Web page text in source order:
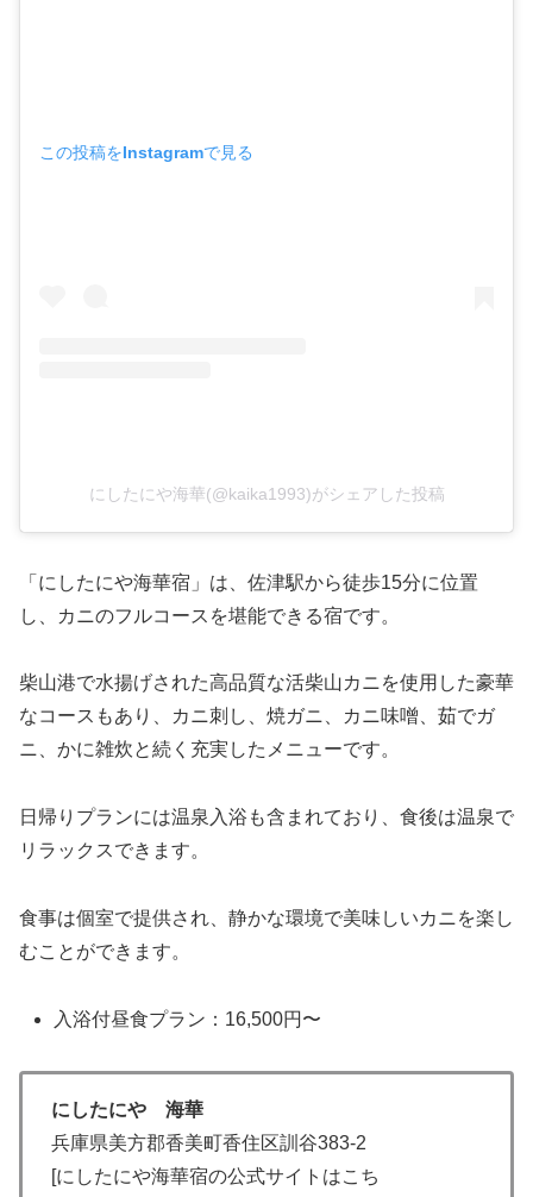
この投稿をInstagramで見る
にしたにや海華(@kaika1993)がシェアした投稿
「にしたにや海華宿」は、佐津駅から徒歩15分に位置
し、カニのフルコースを堪能できる宿です。
柴山港で水揚げされた高品質な活柴山カニを使用した豪華
なコースもあり、カニ刺し、焼ガニ、カニ味噌、茹でガ
ニ、かに雑炊と続く充実したメニューです。
日帰りプランには温泉入浴も含まれており、食後は温泉で
リラックスできます。
食事は個室で提供され、静かな環境で美味しいカニを楽し
むことができます。
入浴付昼食プラン：16,500円〜
にしたにや 海華
兵庫県美方郡香美町香住区訓谷383-2
[にしたにや海華宿の公式サイトはこち